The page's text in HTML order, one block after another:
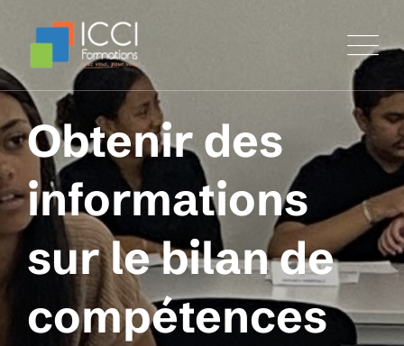
Obtenir des
informations
sur le bilan de
compétences